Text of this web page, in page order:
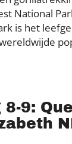
National
is het
8-9: